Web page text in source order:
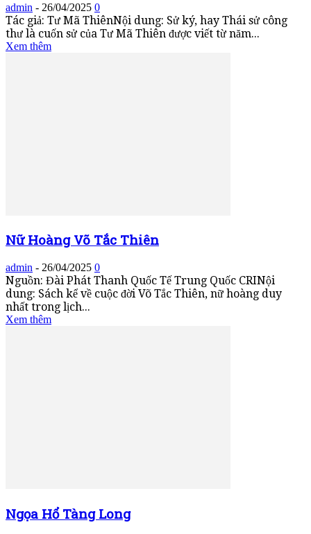
admin - 26/04/2025 0
Tác giả: Tư Mã ThiênNội dung: Sử ký, hay Thái sử công
thư là cuốn sử của Tư Mã Thiên được viết từ năm...
Xem thêm
Nữ Hoàng Võ Tắc Thiên
admin - 26/04/2025 0
Nguồn: Đài Phát Thanh Quốc Tế Trung Quốc CRINội
dung: Sách kể về cuộc đời Võ Tắc Thiên, nữ hoàng duy
nhất trong lịch...
Xem thêm
Ngọa Hổ Tàng Long